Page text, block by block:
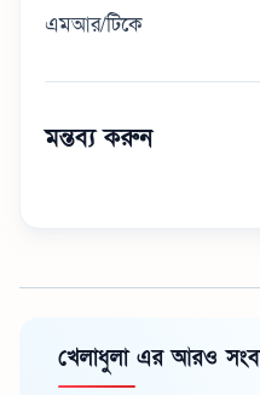
এমআর/টিকে
মন্তব্য করুন
খেলাধুলা এর আরও